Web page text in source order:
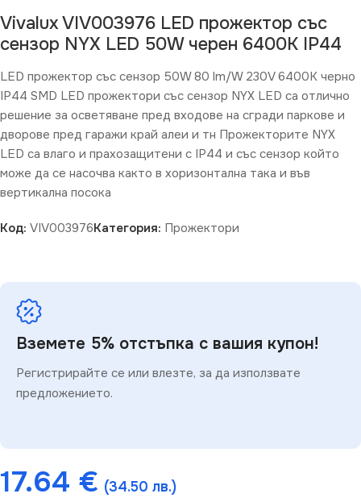
Vivalux VIV003976 LED прожектор със
сензор NYX LED 50W черен 6400K IP44
LED прожектор със сензор 50W 80 lm/W 230V 6400K черно
IP44 SMD LED прожектори със сензор NYX LED са отлично
решение за осветяване пред входове на сгради паркове и
дворове пред гаражи край алеи и тн Прожекторите NYX
LED са влаго и прахозащитени с IP44 и със сензор който
може да се насочва както в хоризонтална така и във
вертикална посока
Код: VIV003976Категория: Прожектори
Вземете 5% отстъпка с вашия купон!
Регистрирайте се или влезте, за да използвате
предложението.
17.64 € (34.50 лв.)